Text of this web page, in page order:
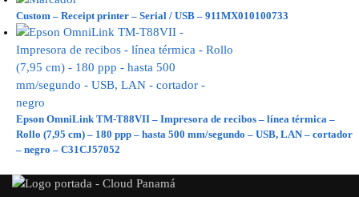
Custom – Receipt printer – Serial / USB – 911MX010100733
Epson OmniLink TM-T88VII – Impresora de recibos – línea térmica –
Rollo (7,95 cm) – 180 ppp – hasta 500 mm/segundo – USB, LAN – cortador
– negro – C31CJ57052